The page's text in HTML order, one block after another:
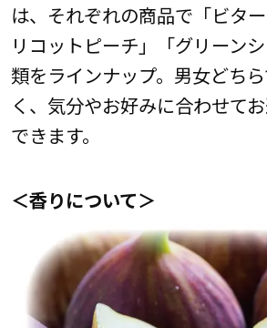
は、それぞれの商品で「ビタ
リコットピーチ」「グリーン
類をラインナップ。男女どち
く、気分やお好みに合わせて
できます。
＜香りについて＞